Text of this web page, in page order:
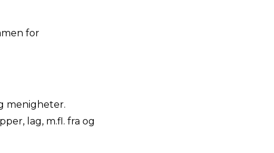
for
menigheter.
lag, m.fl. fra og